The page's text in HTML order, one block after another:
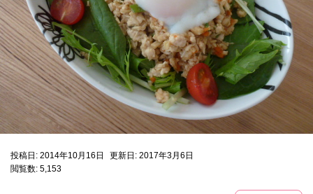
投稿日: 2014年10月16日
更新日: 2017年3月6日
閲覧数: 5,153